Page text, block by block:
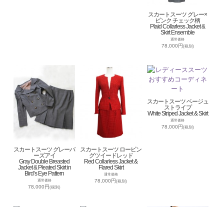
スカートスーツ グレー×
ピンク チェック柄
Plaid Collarless Jacket &
Skirt Ensemble
通常価格
78,000円(税別)
スカートスーツ グレーバ
ーズアイ
Gray Double Breasted
Jacket & Pleated Skirt in
Bird’s Eye Pattern
通常価格
78,000円(税別)
スカートスーツ ロービン
グツイードレッド
Red Collarless Jacket &
Flared Skirt
通常価格
78,000円(税別)
スカートスーツ ベージュ
ストライプ
White Striped Jacket & Skirt
通常価格
78,000円(税別)